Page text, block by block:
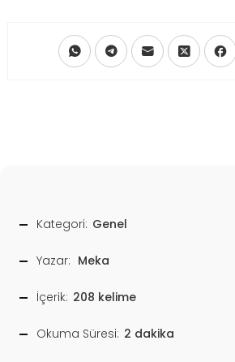
Kategori: Genel
Yazar: Meka
İçerik: 208 kelime
Okuma Süresi: 2 dakika